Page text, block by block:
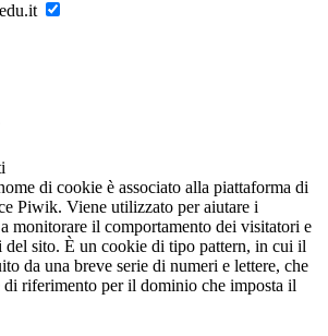
di cookie è associato alla piattaforma di
Piwik. Viene utilizzato per aiutare i
monitorare il comportamento dei visitatori e
del sito. È un cookie di tipo pattern, in cui il
da una breve serie di numeri e lettere, che
di riferimento per il dominio che imposta il